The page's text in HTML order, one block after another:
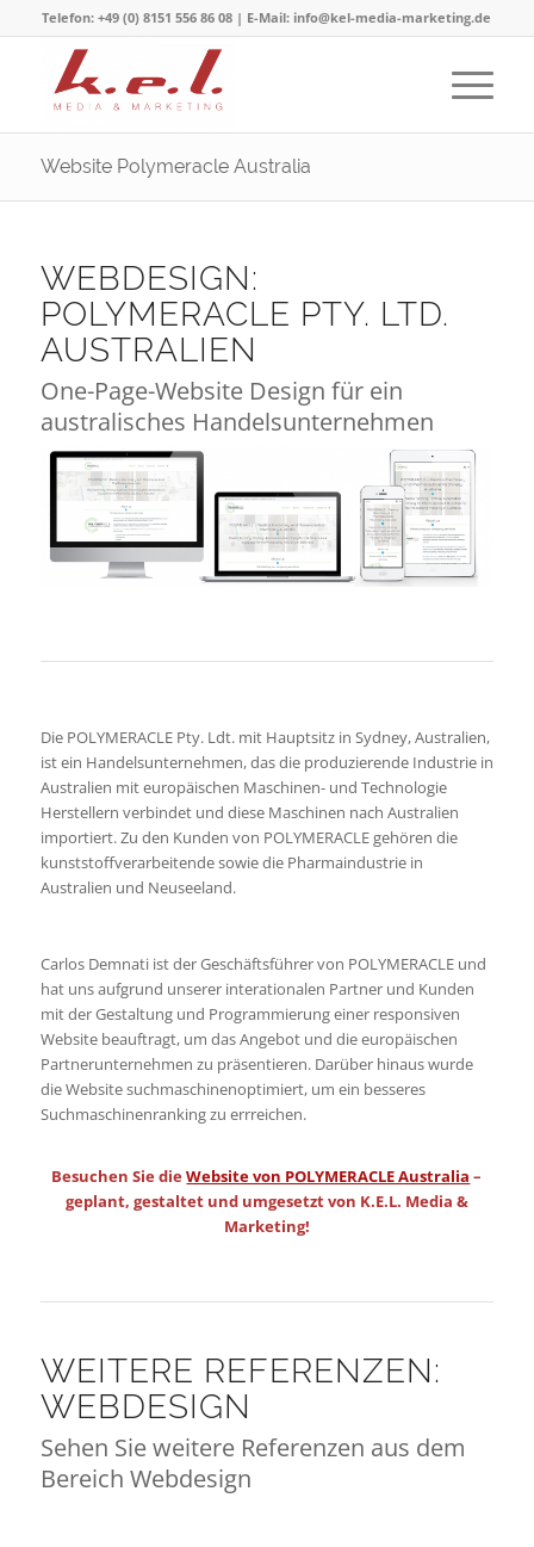
Telefon: +49 (0) 8151 556 86 08 | E-Mail: info@kel-media-marketing.de
Website Polymeracle Australia
WEBDESIGN:
POLYMERACLE PTY. LTD.
AUSTRALIEN
One-Page-Website Design für ein
australisches Handelsunternehmen
Die POLYMERACLE Pty. Ldt. mit Hauptsitz in Sydney, Australien,
ist ein Handelsunternehmen, das die produzierende Industrie in
Australien mit europäischen Maschinen- und Technologie
Herstellern verbindet und diese Maschinen nach Australien
importiert. Zu den Kunden von POLYMERACLE gehören die
kunststoffverarbeitende sowie die Pharmaindustrie in
Australien und Neuseeland.
Carlos Demnati ist der Geschäftsführer von POLYMERACLE und
hat uns aufgrund unserer interationalen Partner und Kunden
mit der Gestaltung und Programmierung einer responsiven
Website beauftragt, um das Angebot und die europäischen
Partnerunternehmen zu präsentieren. Darüber hinaus wurde
die Website suchmaschinenoptimiert, um ein besseres
Suchmaschinenranking zu errreichen.
Besuchen Sie dieWebsite von POLYMERACLE Australia –
geplant, gestaltet und umgesetzt von K.E.L. Media &
Marketing!
WEITERE REFERENZEN:
WEBDESIGN
Sehen Sie weitere Referenzen aus dem
Bereich Webdesign